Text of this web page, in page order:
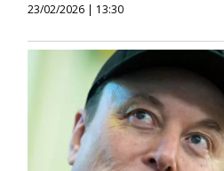
23/02/2026 | 13:30